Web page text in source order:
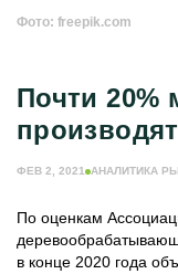
Фото: freepik.com
Почти 20%
ФЕВ 2, 2021 АНАЛИТИКА
По оценкам
в конце 2020 года